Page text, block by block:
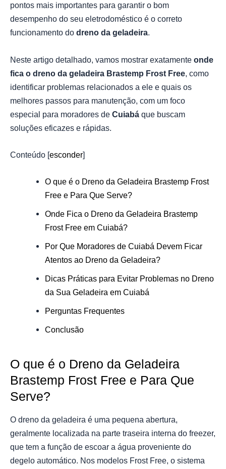
pontos mais importantes para garantir o bom
desempenho do seu eletrodoméstico é o correto
funcionamento do dreno da geladeira.
Neste artigo detalhado, vamos mostrar exatamente onde
fica o dreno da geladeira Brastemp Frost Free , como
identificar problemas relacionados a ele e quais os
melhores passos para manutenção, com um foco
especial para moradores de Cuiabá que buscam
soluções eficazes e rápidas.
Conteúdo [esconder]
O que é o Dreno da Geladeira Brastemp Frost
Free e Para Que Serve?
Onde Fica o Dreno da Geladeira Brastemp
Frost Free em Cuiabá?
Por Que Moradores de Cuiabá Devem Ficar
Atentos ao Dreno da Geladeira?
Dicas Práticas para Evitar Problemas no Dreno
da Sua Geladeira em Cuiabá
Perguntas Frequentes
Conclusão
O que é o Dreno da Geladeira
Brastemp Frost Free e Para Que
Serve?
O dreno da geladeira é uma pequena abertura,
geralmente localizada na parte traseira interna do freezer,
que tem a função de escoar a água proveniente do
degelo automático. Nos modelos Frost Free, o sistema